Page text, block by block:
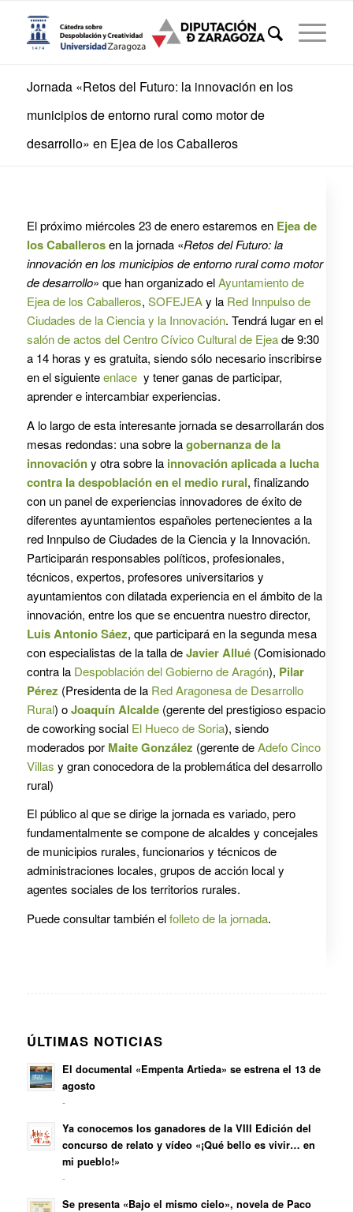
Jornada «Retos del Futuro: la innovación en los
municipios de entorno rural como motor de
desarrollo» en Ejea de los Caballeros
El próximo miércoles 23 de enero estaremos en Ejea de
los Caballerosen la jornada «Retos del Futuro: la
innovación en los municipios de entorno rural como motor
de desarrollo» que han organizado elAyuntamiento de
Ejea de los Caballeros, SOFEJEAy la Red Innpulso de
Ciudades de la Ciencia y la Innovación. Tendrá lugar en el
salón de actos del Centro Cívico Cultural de Ejeade 9:30
a 14 horas y es gratuita, siendo sólo necesario inscribirse
en el siguienteenlacey tener ganas de participar,
aprender e intercambiar experiencias.
A lo largo de esta interesante jornada se desarrollarán dos
mesas redondas: una sobre lagobernanza de la
innovacióny otra sobre la innovación aplicada a lucha
contra la despoblación en el medio rural, finalizando
con un panel de experiencias innovadores de éxito de
diferentes ayuntamientos españoles pertenecientes a la
red Innpulso de Ciudades de la Ciencia y la Innovación.
Participarán responsables políticos, profesionales,
técnicos, expertos, profesores universitarios y
ayuntamientos con dilatada experiencia en el ámbito de la
innovación, entre los que se encuentra nuestro director,
Luis Antonio Sáez, que participará en la segunda mesa
con especialistas de la talla deJavier Allué(Comisionado
contra la Despoblación del Gobierno de Aragón), Pilar
Pérez (Presidenta de la Red Aragonesa de Desarrollo
Rural) oJoaquín Alcalde(gerente del prestigioso espacio
de coworking social El Hueco de Soria), siendo
moderados por Maite González (gerente deAdefo Cinco
Villas y gran conocedora de la problemática del desarrollo
rural)
El público al que se dirige la jornada es variado, pero
fundamentalmente se compone de alcaldes y concejales
de municipios rurales, funcionarios y técnicos de
administraciones locales, grupos de acción local y
agentes sociales de los territorios rurales.
Puede consultar también elfolleto de la jornada.
ÚLTIMAS NOTICIAS
El documental «Empenta Artieda» se estrena el 13 de
agosto
-
Ya conocemos los ganadores de la VIII Edición del
concurso de relato y vídeo «¡Qué bello es vivir… en
mi pueblo!»
-
Se presenta «Bajo el mismo cielo», novela de Paco